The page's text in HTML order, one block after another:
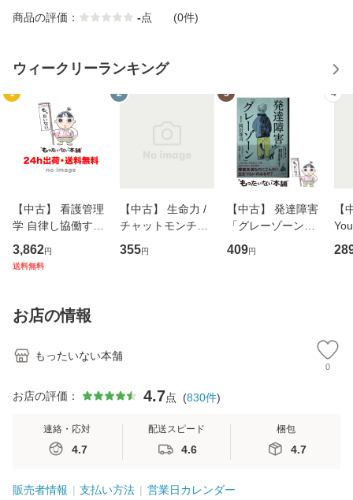
商品の評価： -点 (0件)
ウィークリーランキング
1
【中古】 看護管理
学 自律し協働する
専門職の看護マネ
ジメントスキル 改
恵 藤本幸三 / 南江
堂 [単行
3,862円
送料無料
2
【中古】 生命力 /
チャットモンチー /
キューンレコード
[CD]【メール便送
355円
3
【中古】 発達障害
「グレーゾーン」
その正しい理解と
克服法 (SB新書 57
409円
4
【
のが
お店の情報
もったいない本舗
0
お店の評価： 4.7点 (830件)
連絡・応対
4.7
配送スピード
4.6
梱包
4.7
販売者情報 支払い方法 営業日カレンダー